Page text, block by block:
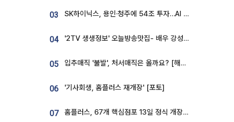
03 SK하이닉스, 용인·청주에 54조 투자…AI 메모리 생산기지 키운다
04 '2TV 생생정보' 오늘방송맛집- 배우 강성진 단골! 쌀국수ㆍ푸팟퐁 커리 맛집 '블○○○'
05 입추매직 '불발', 처서매직은 올까요? [해시태그]
06 '기사회생, 홈플러스 재개장' [포토]
07 홈플러스, 67개 핵심점포 13일 정식 개장…영업 재개 속도